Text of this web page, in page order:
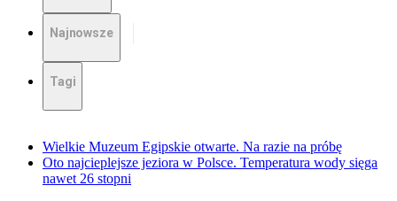
Najnowsze
Tagi
Wielkie Muzeum Egipskie otwarte. Na razie na próbę
Oto najcieplejsze jeziora w Polsce. Temperatura wody sięga
nawet 26 stopni